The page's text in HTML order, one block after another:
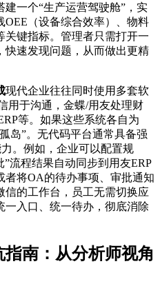
一个“生产运营驾驶舱”，实
OEE（设备综合效率）、物料
关键指标。管理者只需打开一
快速发现问题，从而做出更精
现代企业往往同时使用多套软
用于沟通，金蝶/用友处理财
等。如果这些系统各自为
岛”。无代码平台通常具备强
。例如，企业可以配置规
流程结果自动同步到用友ERP
者将OA的待办事项、审批通知
信的工作台，员工无需切换应
一入口、统一待办，彻底消除
南：从分析师视角